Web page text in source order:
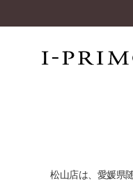
エ
松山店は、愛媛県